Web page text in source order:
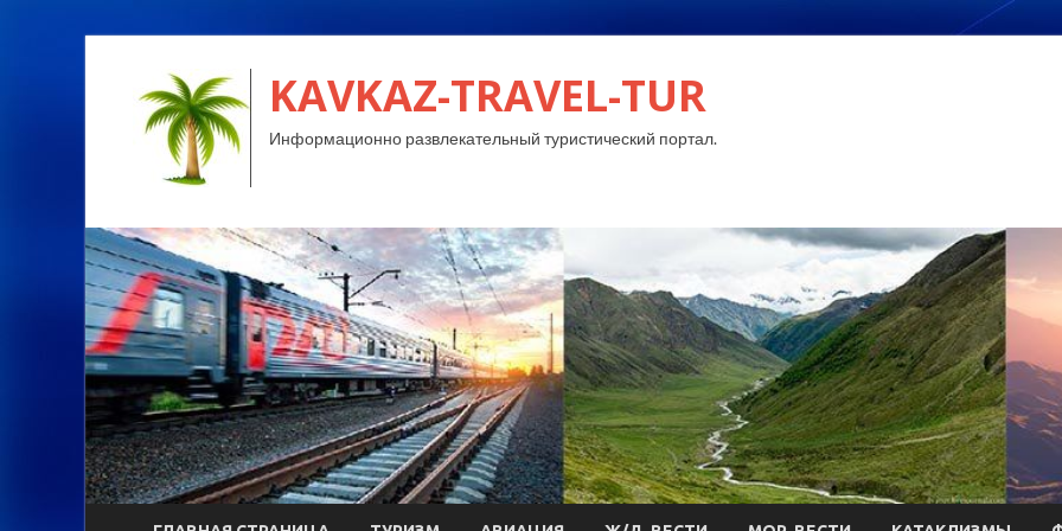
KAVKAZ-TRAVEL-TUR
Информационно развлекательный туристический портал.